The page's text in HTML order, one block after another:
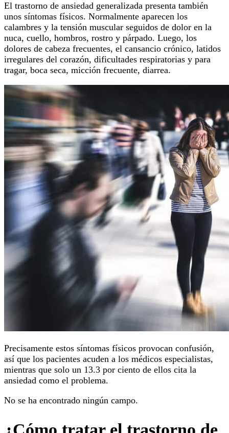
El trastorno de ansiedad generalizada presenta también
unos síntomas físicos. Normalmente aparecen los
calambres y la tensión muscular seguidos de dolor en la
nuca, cuello, hombros, rostro y párpado. Luego, los
dolores de cabeza frecuentes, el cansancio crónico, latidos
irregulares del corazón, dificultades respiratorias y para
tragar, boca seca, micción frecuente, diarrea.
Precisamente estos síntomas físicos provocan confusión,
así que los pacientes acuden a los médicos especialistas,
mientras que solo un 13.3 por ciento de ellos cita la
ansiedad como el problema.
No se ha encontrado ningún campo.